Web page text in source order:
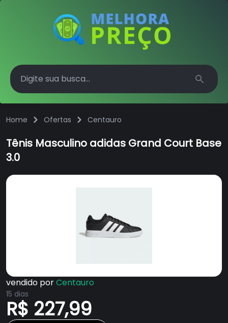
Search
Home Ofertas Centauro
Tênis Masculino adidas Grand Court Base
3.0
vendido porCentauro
15 dias
R$ 227,99